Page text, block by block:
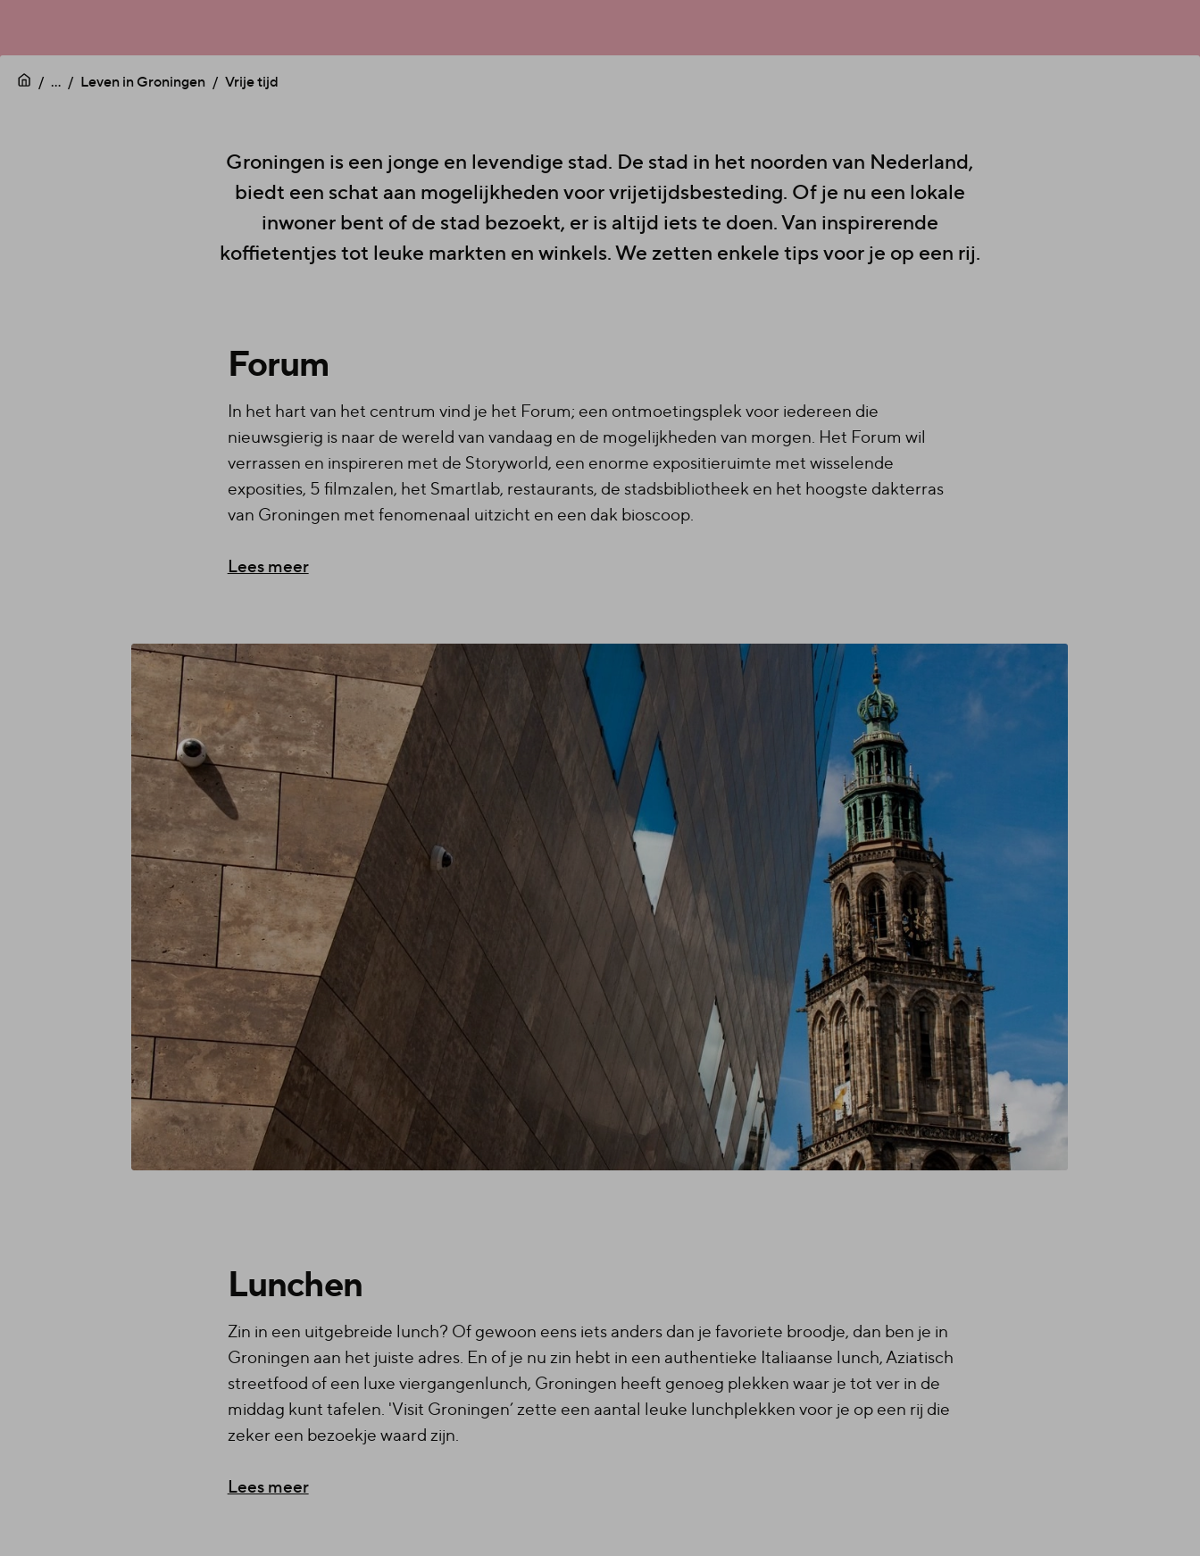
... Leven in Groningen Vrije tijd
Groningen is een jonge en levendige stad. De stad in het noorden van Nederland,
biedt een schat aan mogelijkheden voor vrijetijdsbesteding. Of je nu een lokale
inwoner bent of de stad bezoekt, er is altijd iets te doen. Van inspirerende
koffietentjes tot leuke markten en winkels. We zetten enkele tips voor je op een rij.
Forum
In het hart van het centrum vind je het Forum; een ontmoetingsplek voor iedereen die
nieuwsgierig is naar de wereld van vandaag en de mogelijkheden van morgen. Het Forum wil
verrassen en inspireren met de Storyworld, een enorme expositieruimte met wisselende
exposities, 5 filmzalen, het Smartlab, restaurants, de stadsbibliotheek en het hoogste dakterras
van Groningen met fenomenaal uitzicht en een dak bioscoop.
Lees meer
Lunchen
Zin in een uitgebreide lunch? Of gewoon eens iets anders dan je favoriete broodje, dan ben je in
Groningen aan het juiste adres. En of je nu zin hebt in een authentieke Italiaanse lunch, Aziatisch
streetfood of een luxe viergangenlunch, Groningen heeft genoeg plekken waar je tot ver in de
middag kunt tafelen. 'Visit Groningen’ zette een aantal leuke lunchplekken voor je op een rij die
zeker een bezoekje waard zijn.
Lees meer